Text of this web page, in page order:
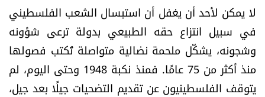
آراء
اقتصاد
العالم
لا يمكن لأحد أن يغفل أن استبسال الشعب الفلسطيني
في سبيل انتزاع حقه الطبيعي بدولة ترعى شؤونه
وشجونه، يشكّل ملحمة نضالية متواصلة تُكتب فصولها
منذ أكثر من 75 عامًا. فمنذ نكبة 1948 وحتى اليوم، لم
يتوقف الفلسطينيون عن تقديم التضحيات جيلًا بعد جيل،